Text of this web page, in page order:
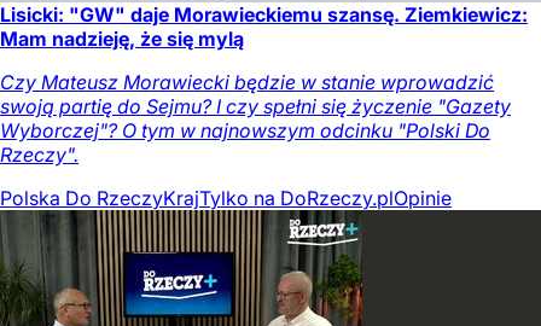
Lisicki: "GW" daje Morawieckiemu szansę. Ziemkiewicz:
Mam nadzieję, że się mylą
Czy Mateusz Morawiecki będzie w stanie wprowadzić
swoją partię do Sejmu? I czy spełni się życzenie "Gazety
Wyborczej"? O tym w najnowszym odcinku "Polski Do
Rzeczy".
Polska Do RzeczyKrajTylko na DoRzeczy.plOpinie